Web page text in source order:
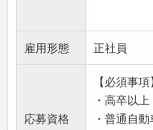
・皆さん
の社員に質
・座り仕
【社内設備
・休憩室あ
・更衣室
まずは、
徐々に覚え
心◎◎◎
在籍して
スタート
す！
雇用形態 正社員
応募資格
【必須事項
・高卒以上
・普通自